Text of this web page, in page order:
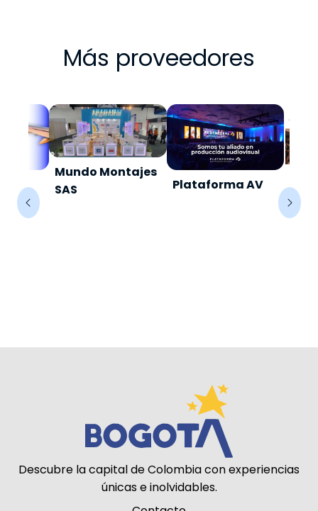
Más proveedores
Mundo Montajes
SAS
Plataforma AV
Descubre la capital de Colombia con experiencias
únicas e inolvidables.